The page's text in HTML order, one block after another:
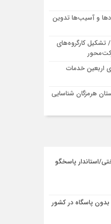
و آسیب‌ها تدوین
کارگروه‌های
اربعین خدمات
هرمزگان شناسایی
استاندار پاسخگو
پاسگاه در کشور